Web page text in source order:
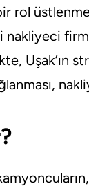
rol
Uşak’ın